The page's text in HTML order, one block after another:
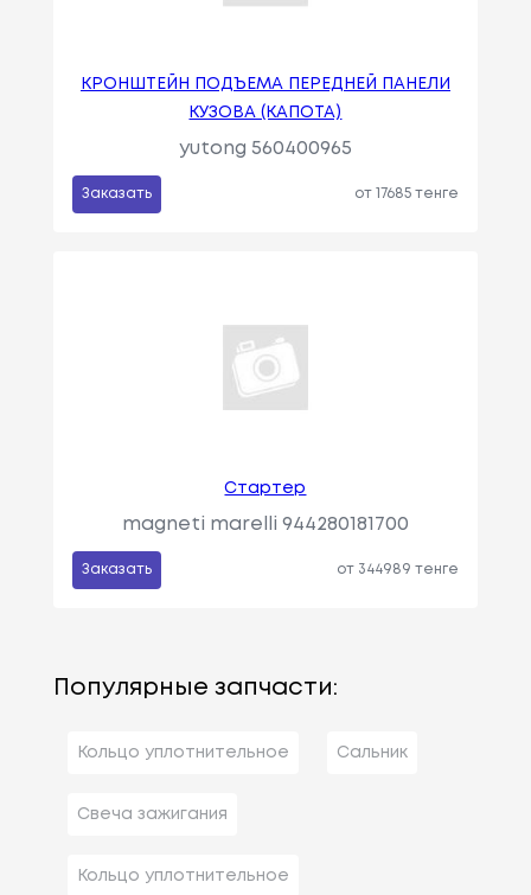
КРОНШТЕЙН ПОДЪЕМА ПЕРЕДНЕЙ ПАНЕЛИ
КУЗОВА (КАПОТА)
yutong 560400965
Заказать от 17685 тенге
Стартер
magneti marelli 944280181700
Заказать от 344989 тенге
Популярные запчасти:
Кольцо уплотнительное Сальник
Свеча зажигания
Кольцо уплотнительное